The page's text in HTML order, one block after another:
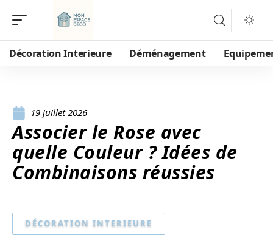
Décoration Interieure Déménagement
19 juillet 2026
Associer le Rose avec
quelle Couleur ? Idées de
Combinaisons réussies
DÉCORATION INTERIEURE